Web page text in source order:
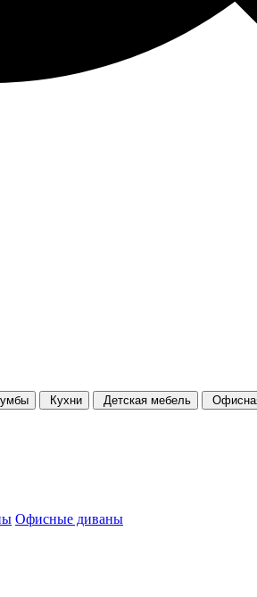
Кухни Детская мебель
Офисные диваны